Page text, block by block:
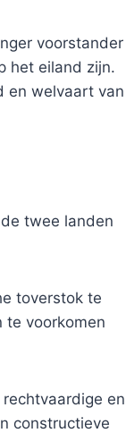
voorstander
het eiland zijn.
en welvaart van
twee landen
toverstok te
te voorkomen
en
constructieve